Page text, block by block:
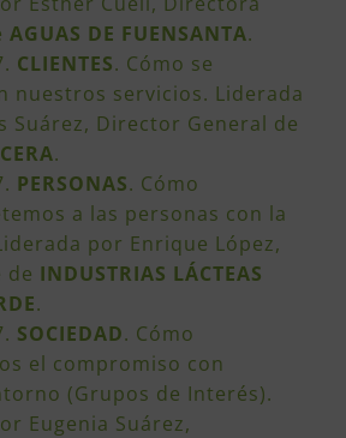
AGUAS DE FUENSANTA.
CLIENTES. Cómo se
nuestros servicios. Liderada
Suárez, Director General de
.
PERSONAS. Cómo
a las personas con la
por Enrique López,
de INDUSTRIAS LÁCTEAS
.
SOCIEDAD. Cómo
el compromiso con
(Grupos de Interés).
Eugenia Suárez,